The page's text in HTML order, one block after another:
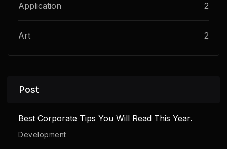
Application 2
Art 2
Post
Best Corporate Tips You Will Read This Year.
Development